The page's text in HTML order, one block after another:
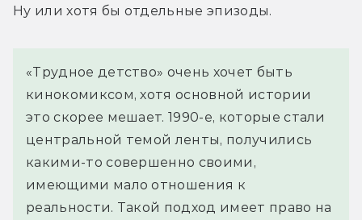
Ну или хотя бы отдельные эпизоды.
«Трудное детство» очень хочет быть
кинокомиксом, хотя основной истории
это скорее мешает. 1990-е, которые стали
центральной темой ленты, получились
какими-то совершенно своими,
имеющими мало отношения к
реальности. Такой подход имеет право на